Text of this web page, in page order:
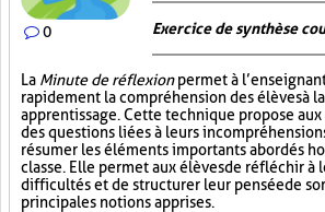
0 Exercice de synthèse
La Minute de réflexionpermet à
rapidement la compréhension des élèves à
apprentissage. Cette technique propose
des questions liées à leurs
résumer les éléments importants abordés
classe. Elle permet aux élèves de réfléchir à
difficultés et de structurer leur pensée de
principales notions apprises.